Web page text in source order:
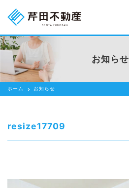
売りたい
貸したい方
借りたい
芹田不動産の強み
お知らせ
ホーム お知らせ
resize17709